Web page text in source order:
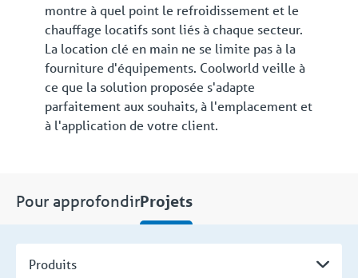
montre à quel point le refroidissement et le
chauffage locatifs sont liés à chaque secteur.
La location clé en main ne se limite pas à la
fourniture d'équipements. Coolworld veille à
ce que la solution proposée s'adapte
parfaitement aux souhaits, à l'emplacement et
à l'application de votre client.
Pour approfondirProjets
Produits